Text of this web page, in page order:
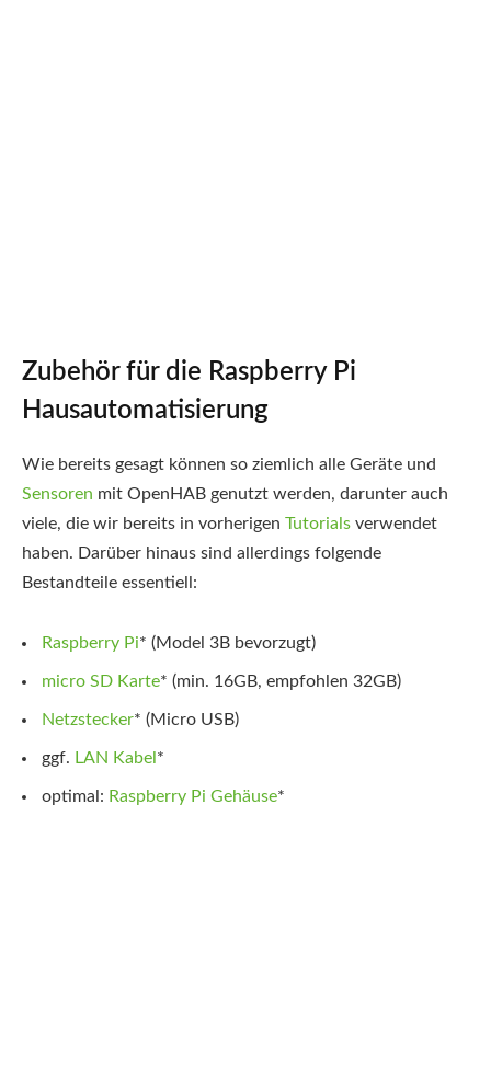
Zubehör für die Raspberry Pi
Hausautomatisierung
Wie bereits gesagt können so ziemlich alle Geräte und
Sensoren mit OpenHAB genutzt werden, darunter auch
viele, die wir bereits in vorherigen Tutorials verwendet
haben. Darüber hinaus sind allerdings folgende
Bestandteile essentiell:
Raspberry Pi* (Model 3B bevorzugt)
micro SD Karte* (min. 16GB, empfohlen 32GB)
Netzstecker* (Micro USB)
ggf. LAN Kabel *
optimal: Raspberry Pi Gehäuse*